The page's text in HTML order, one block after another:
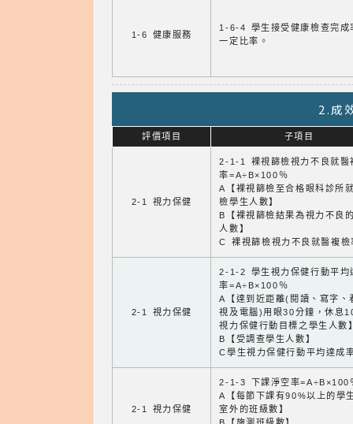
1-6 健康服務
1-6-4 學生接受健康檢查完成
一定比率。
2.成
評價項目 子項目
2-1 視力保健
2-1-1 裸視篩檢視力不良就醫
率=A÷B×100％
A【裸視篩檢至合格眼科診所
檢學生人數】
B【裸視篩檢結果為視力不良
人數】
C 裸視篩檢視力不良就醫複檢
2-1 視力保健
2-1-2 學生視力保健行動平均
率=A÷B×100％
A【達到近距離(閱讀、寫字、
視及電腦)用眼30分鐘，休息
視力保健行動目標之學生人數
B【受調查學生人數】
C學生視力保健行動平均達成
2-1 視力保健
2-1-3 下課淨空率=A÷B×100
A【每節下課有90%以上的學
室外的班級數】